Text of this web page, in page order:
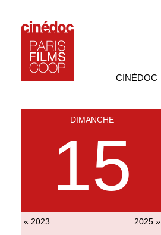
CINÉDOC
DIMANCHE
15
« 2023
2025 »